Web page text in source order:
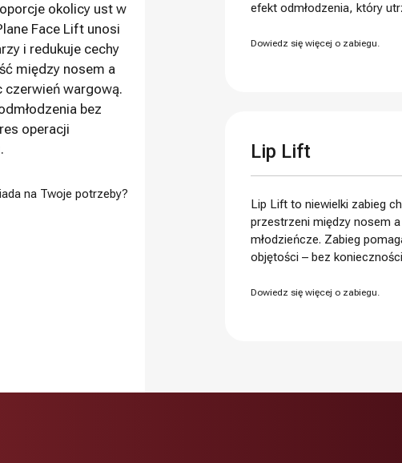
okolicy ust w
Face Lift unosi
i redukuje cechy
między nosem a
czerwień wargową.
bez
operacji
na Twoje potrzeby?
efekt odmłodzenia, który
Dowiedz się więcej o zabiegu.
Lip Lift
Lip Lift to niewielki zabieg
przestrzeni między nosem
młodzieńcze. Zabieg
objętości – bez
Dowiedz się więcej o zabiegu.